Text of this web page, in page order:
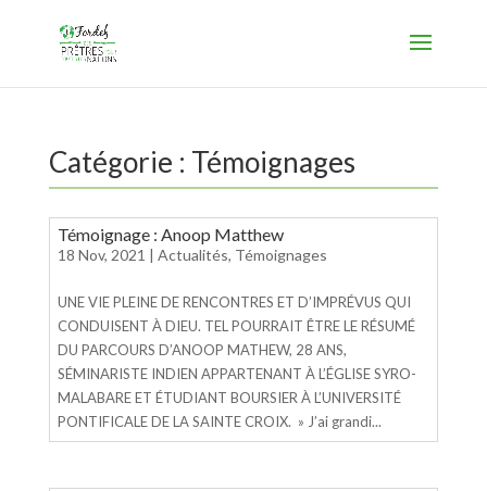
Catégorie : Témoignages
Témoignage : Anoop Matthew
18 Nov, 2021 | Actualités, Témoignages
UNE VIE PLEINE DE RENCONTRES ET D’IMPRÉVUS QUI
CONDUISENT À DIEU. TEL POURRAIT ÊTRE LE RÉSUMÉ
DU PARCOURS D’ANOOP MATHEW, 28 ANS,
SÉMINARISTE INDIEN APPARTENANT À L’ÉGLISE SYRO-
MALABARE ET ÉTUDIANT BOURSIER À L’UNIVERSITÉ
PONTIFICALE DE LA SAINTE CROIX. » J’ai grandi...